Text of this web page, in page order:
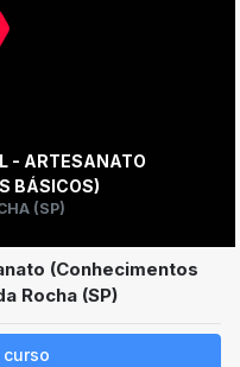
- ARTESANATO
BÁSICOS)
(SP)
(Conhecimentos
Rocha (SP)